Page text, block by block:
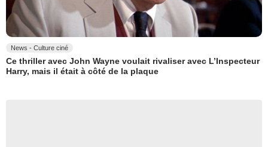
News - Culture ciné
Ce thriller avec John Wayne voulait rivaliser avec L’Inspecteur
Harry, mais il était à côté de la plaque